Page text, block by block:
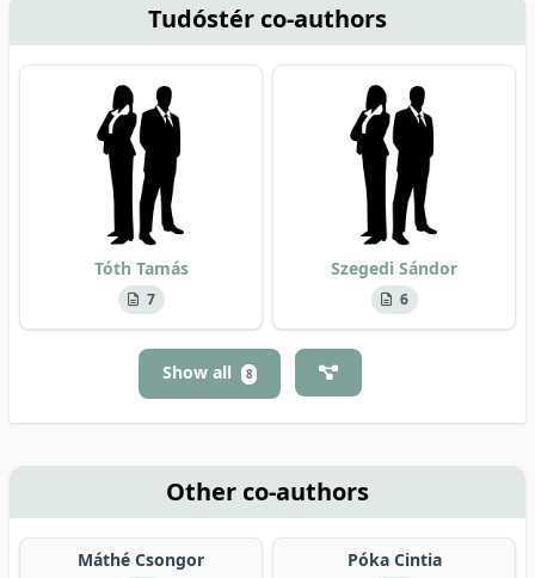
Tudóstér co-authors
Tóth Tamás
7
Szegedi Sándor
6
Show all 8
Other co-authors
Máthé Csongor Póka Cintia